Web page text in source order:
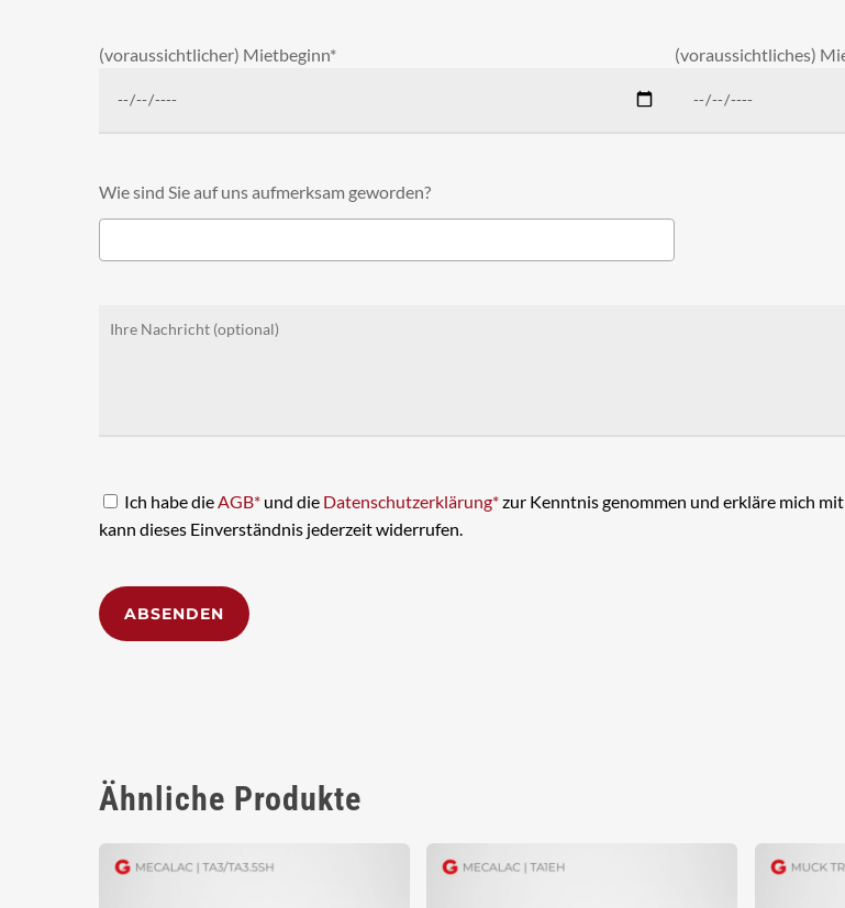
(voraussichtlicher) Mietbeginn* (voraussichtliches)
Wie sind Sie auf uns aufmerksam geworden?
Ich habe dieAGB* und die Datenschutzerklärung*zur Kenntnis genommen und erkläre mich
kann dieses Einverständnis jederzeit widerrufen.
Ähnliche Produkte